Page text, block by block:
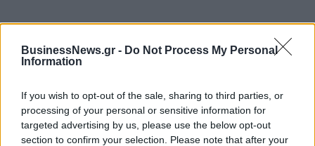
BusinessNews.gr - Do Not Process My Personal
Information
If you wish to opt-out of the sale, sharing to third parties, or
processing of your personal or sensitive information for
targeted advertising by us, please use the below opt-out
section to confirm your selection. Please note that after your